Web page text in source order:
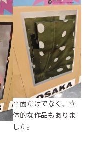
平面だけでなく、立
体的な作品もありま
した。